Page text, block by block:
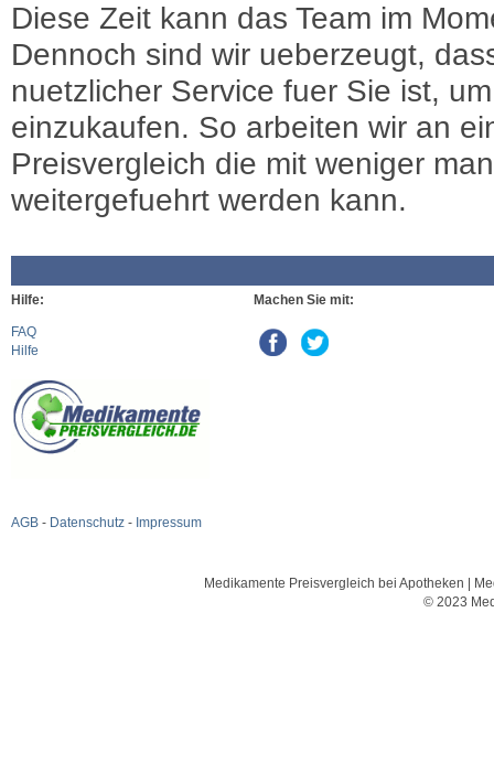
Diese Zeit kann das Team im
Dennoch sind wir ueberzeugt,
nuetzlicher Service fuer Sie ist,
einzukaufen. So arbeiten wir an
Preisvergleich die mit weniger
weitergefuehrt werden kann.
Hilfe:
FAQ
Hilfe
AGB - Datenschutz - Impressum
Machen Sie mit:
Medikamente Preisvergleich bei Apotheken |
© 2023